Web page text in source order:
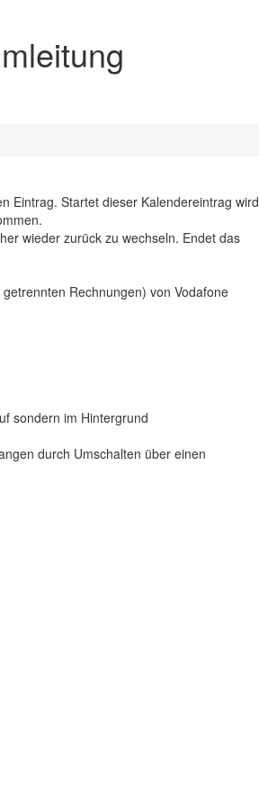
Eintrag. Startet dieser Kalendereintrag wird
wieder zurück zu wechseln. Endet das
Rechnungen) von Vodafone
sondern im Hintergrund
durch Umschalten über einen